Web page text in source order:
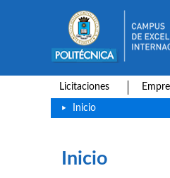
Licitaciones
Inicio
Inicio